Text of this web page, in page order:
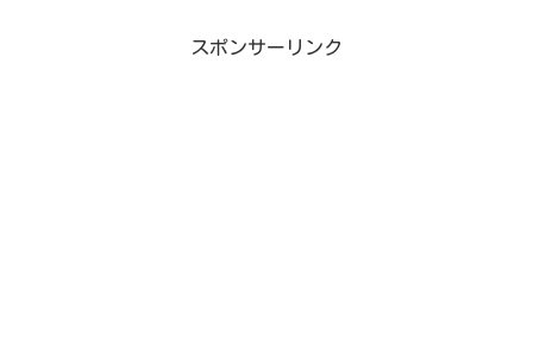
スポンサーリンク